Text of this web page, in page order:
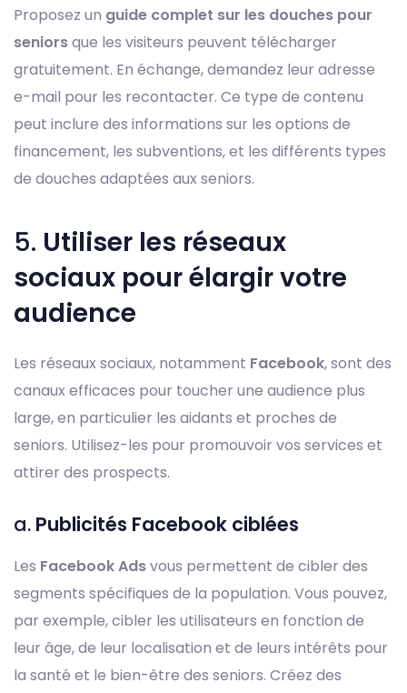
Proposez un guide complet sur les douches pour
seniorsque les visiteurs peuvent télécharger
gratuitement. En échange, demandez leur adresse
e-mail pour les recontacter. Ce type de contenu
peut inclure des informations sur les options de
financement, les subventions, et les différents types
de douches adaptées aux seniors.
5. Utiliser les réseaux
sociaux pour élargir votre
audience
Les réseaux sociaux, notamment Facebook, sont des
canaux efficaces pour toucher une audience plus
large, en particulier les aidants et proches de
seniors. Utilisez-les pour promouvoir vos services et
attirer des prospects.
a. Publicités Facebook ciblées
Les Facebook Adsvous permettent de cibler des
segments spécifiques de la population. Vous pouvez,
par exemple, cibler les utilisateurs en fonction de
leur âge, de leur localisation et de leurs intérêts pour
la santé et le bien-être des seniors. Créez des